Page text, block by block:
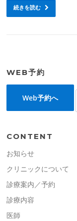
続きを読む
WEB予約
Web予約へ
CONTENT
お知らせ
クリニックについて
診療案内／予約
診療内容
医師